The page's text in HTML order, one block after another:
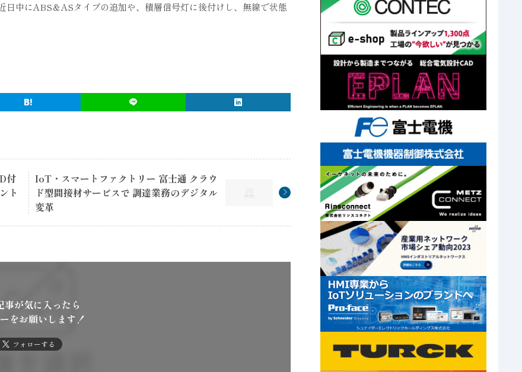
中にABS＆ASタイプの追加や、積層信号灯に後付けし、無線で状態
付
ト
IoT・スマートファクトリー 富士通 クラウ
ド型間接材サービスで 調達業務のデジタル
変革
事が気に入ったら
をお願いします！
フォローする